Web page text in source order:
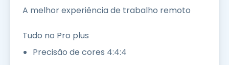
A melhor experiência de trabalho remoto
Tudo no Pro plus
Precisão de cores 4:4:4